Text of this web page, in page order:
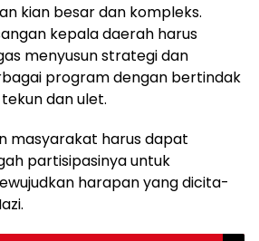
kian besar dan kompleks.
kepala daerah harus
menyusun strategi dan
program dengan bertindak
dan ulet.
masyarakat harus dapat
partisipasinya untuk
harapan yang dicita-